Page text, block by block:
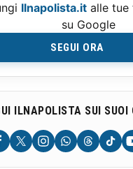
Ilnapolista.it alle
su Google
SEGUI ORA
ILNAPOLISTA SUI